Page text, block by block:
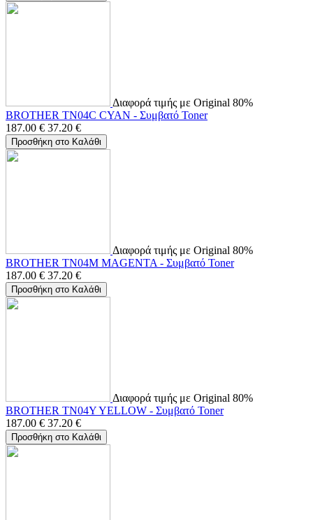
Διαφορά τιμής με Original 80%
BROTHER TN04C CYAN - Συμβατό Toner
187.00 € 37.20 €
Προσθήκη στο Καλάθι
Διαφορά τιμής με Original 80%
BROTHER TN04M MAGENTA - Συμβατό Toner
187.00 € 37.20 €
Προσθήκη στο Καλάθι
Διαφορά τιμής με Original 80%
BROTHER TN04Y YELLOW - Συμβατό Toner
187.00 € 37.20 €
Προσθήκη στο Καλάθι